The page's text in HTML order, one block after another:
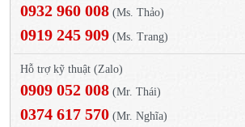
0932 960 008 (Ms. Thảo)
0919 245 909 (Ms. Trang)
Hỗ trợ kỹ thuật (Zalo)
0909 052 008 (Mr. Thái)
0374 617 570 (Mr. Nghĩa)